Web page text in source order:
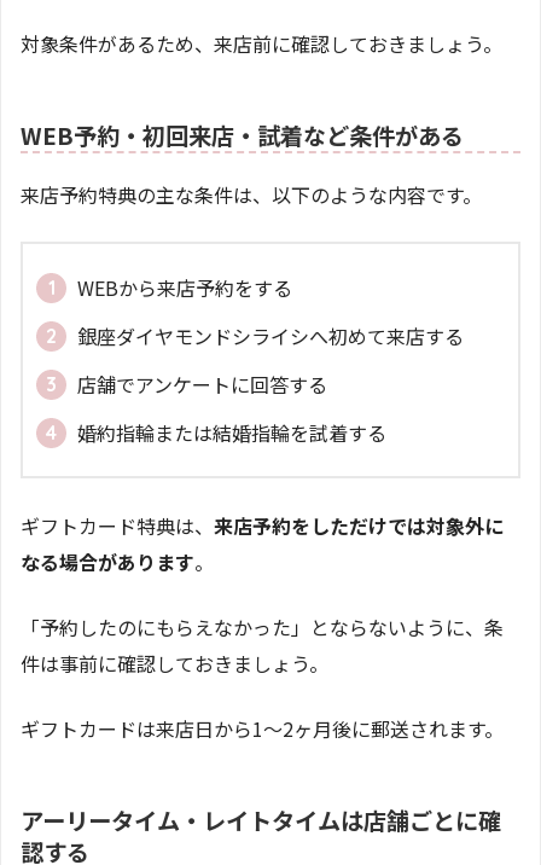
対象条件があるため、来店前に確認しておきましょう。
WEB予約・初回来店・試着など条件がある
来店予約特典の主な条件は、以下のような内容です。
WEBから来店予約をする
銀座ダイヤモンドシライシへ初めて来店する
店舗でアンケートに回答する
婚約指輪または結婚指輪を試着する
ギフトカード特典は、 来店予約をしただけでは対象外に
なる場合があります。
「予約したのにもらえなかった」とならないように、条
件は事前に確認しておきましょう。
ギフトカードは来店日から1〜2ヶ月後に郵送されます。
アーリータイム・レイトタイムは店舗ごとに確
認する